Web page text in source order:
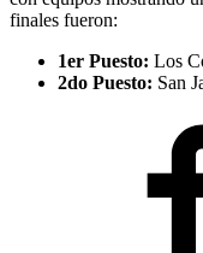
finales fueron:
1er Puesto: Los
2do Puesto: San